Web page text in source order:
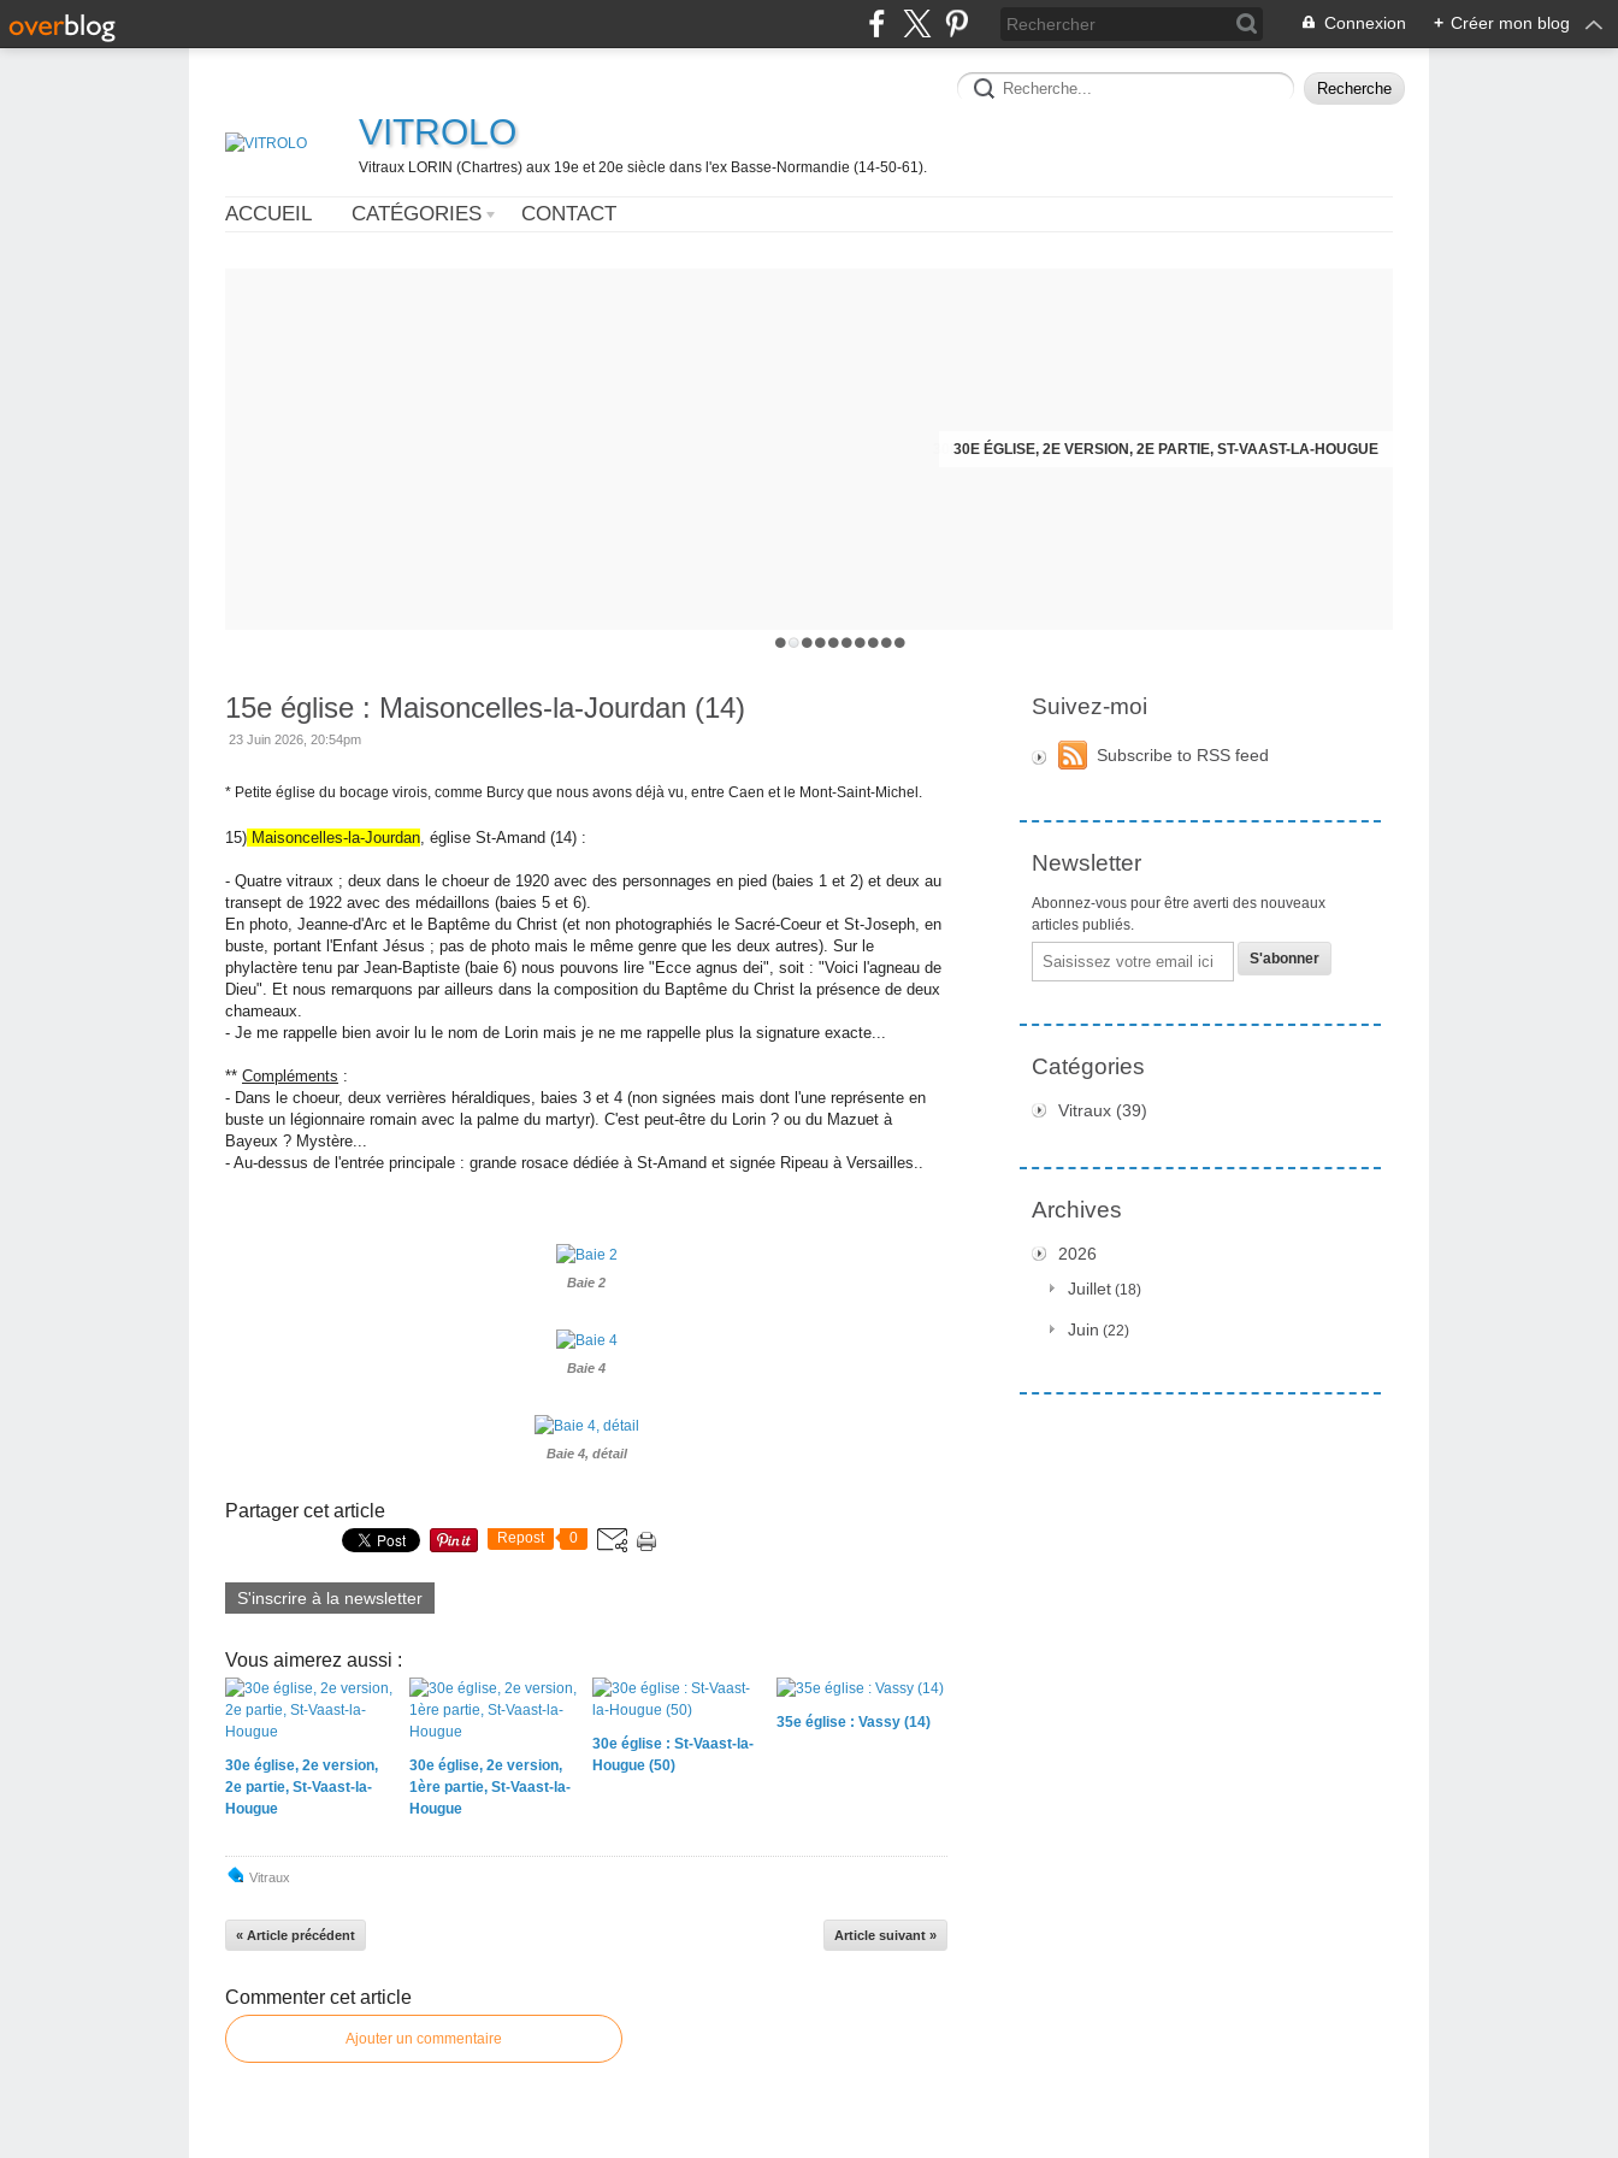
Connexion + Créer mon blog
VITROLO
Vitraux LORIN (Chartres) aux 19e et 20e siècle dans l'ex Basse-Normandie (14-50-61).
ACCUEIL CATÉGORIES CONTACT
30E ÉGLISE, 2E VERSION, 2E PARTIE, ST-VAAST-LA-HOUGUE
30E ÉGLISE, 2E VERSION, 1ÈRE PARTIE, ST-VAAST-LA-HOUGUE
15e église : Maisoncelles-la-Jourdan (14)
23 Juin 2026, 20:54pm
* Petite église du bocage virois, comme Burcy que nous avons déjà vu, entre Caen et le Mont-Saint-Michel.
15) Maisoncelles-la-Jourdan, église St-Amand (14) :
- Quatre vitraux ; deux dans le choeur de 1920 avec des personnages en pied (baies 1 et 2) et deux au
transept de 1922 avec des médaillons (baies 5 et 6).
En photo, Jeanne-d'Arc et le Baptême du Christ (et non photographiés le Sacré-Coeur et St-Joseph, en
buste, portant l'Enfant Jésus ; pas de photo mais le même genre que les deux autres). Sur le
phylactère tenu par Jean-Baptiste (baie 6) nous pouvons lire "Ecce agnus dei", soit : "Voici l'agneau de
Dieu". Et nous remarquons par ailleurs dans la composition du Baptême du Christ la présence de deux
chameaux.
- Je me rappelle bien avoir lu le nom de Lorin mais je ne me rappelle plus la signature exacte...
** Compléments :
- Dans le choeur, deux verrières héraldiques, baies 3 et 4 (non signées mais dont l'une représente en
buste un légionnaire romain avec la palme du martyr). C'est peut-être du Lorin ? ou du Mazuet à
Bayeux ? Mystère...
- Au-dessus de l'entrée principale : grande rosace dédiée à St-Amand et signée Ripeau à Versailles..
Baie 2
Baie 4
Baie 4, détail
Partager cet article
Repost 0
S'inscrire à la newsletter
Vous aimerez aussi :
30e église, 2e version,
2e partie, St-Vaast-la-
Hougue
30e église, 2e version,
1ère partie, St-Vaast-la-
Hougue
30e église : St-Vaast-la-
Hougue (50)
35e église : Vassy (14)
Vitraux
« Article précédent Article suivant »
Commenter cet article
Ajouter un commentaire
Suivez-moi
Subscribe to RSS feed
Newsletter
Abonnez-vous pour être averti des nouveaux
articles publiés.
Email
Catégories
Vitraux (39)
Archives
2026
Juillet (18)
Juin (22)